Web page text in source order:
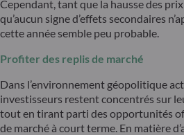
Cependant, tant que la hausse des
qu’aucun signe d’effets secondaires
cette année semble peu probable.
Profiter des replis de marché
Dans l’environnement géopolitique
investisseurs restent concentrés sur
tout en tirant parti des opportunités
de marché à court terme. En matière